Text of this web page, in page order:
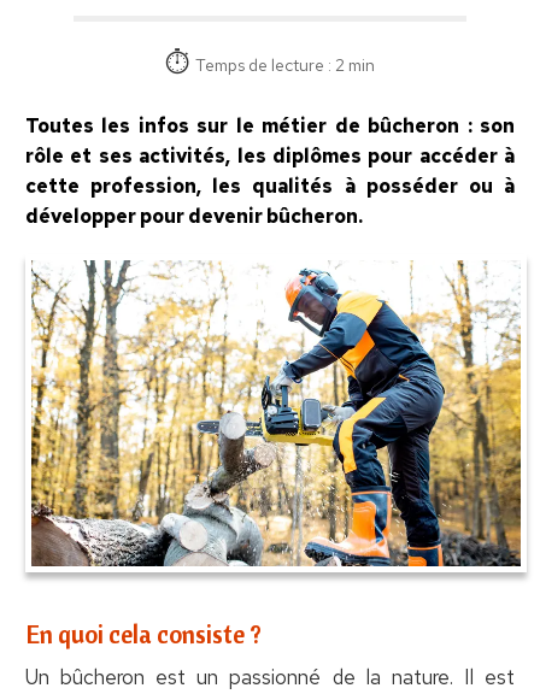
Temps de lecture : 2 min
Toutes les infos sur le métier de bûcheron : son
rôle et ses activités, les diplômes pour accéder à
cette profession, les qualités à posséder ou à
développer pour devenir bûcheron.
En quoi cela consiste ?
Un bûcheron est un passionné de la nature. Il est